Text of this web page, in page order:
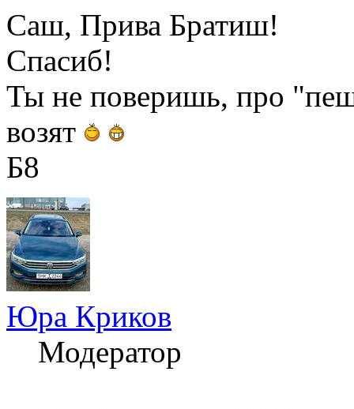
Саш, Прива Братиш!
Спасиб!
Ты не поверишь, про
возят
Б8
Юра Криков
Модератор